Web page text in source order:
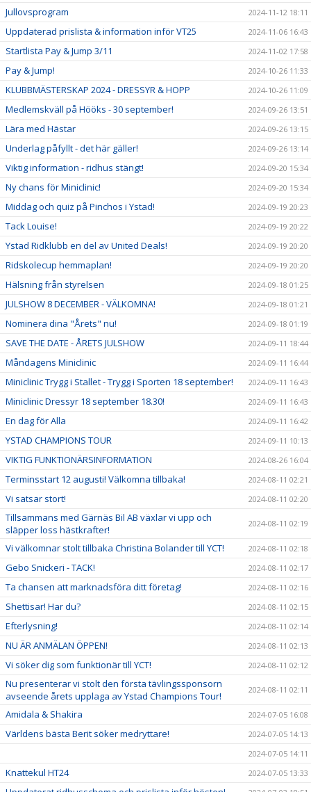
Jullovsprogram 2024-11-12 18:11
Uppdaterad prislista & information inför VT25 2024-11-06 16:43
Startlista Pay & Jump 3/11 2024-11-02 17:58
Pay & Jump! 2024-10-26 11:33
KLUBBMÄSTERSKAP 2024 - DRESSYR & HOPP 2024-10-26 11:09
Medlemskväll på Hööks - 30 september! 2024-09-26 13:51
Lära med Hästar 2024-09-26 13:15
Underlag påfyllt - det här gäller! 2024-09-26 13:14
Viktig information - ridhus stängt! 2024-09-20 15:34
Ny chans för Miniclinic! 2024-09-20 15:34
Middag och quiz på Pinchos i Ystad! 2024-09-19 20:23
Tack Louise! 2024-09-19 20:22
Ystad Ridklubb en del av United Deals! 2024-09-19 20:20
Ridskolecup hemmaplan! 2024-09-19 20:20
Hälsning från styrelsen 2024-09-18 01:25
JULSHOW 8 DECEMBER - VÄLKOMNA! 2024-09-18 01:21
Nominera dina "Årets" nu! 2024-09-18 01:19
SAVE THE DATE - ÅRETS JULSHOW 2024-09-11 18:44
Måndagens Miniclinic 2024-09-11 16:44
Miniclinic Trygg i Stallet - Trygg i Sporten 18 september! 2024-09-11 16:43
Miniclinic Dressyr 18 september 18.30! 2024-09-11 16:43
En dag för Alla 2024-09-11 16:42
YSTAD CHAMPIONS TOUR 2024-09-11 10:13
VIKTIG FUNKTIONÄRSINFORMATION 2024-08-26 16:04
Terminsstart 12 augusti! Välkomna tillbaka! 2024-08-11 02:21
Vi satsar stort! 2024-08-11 02:20
Tillsammans med Gärnäs Bil AB växlar vi upp och
släpper loss hästkrafter!
2024-08-11 02:19
Vi välkomnar stolt tillbaka Christina Bolander till YCT! 2024-08-11 02:18
Gebo Snickeri - TACK! 2024-08-11 02:17
Ta chansen att marknadsföra ditt företag! 2024-08-11 02:16
Shettisar! Har du? 2024-08-11 02:15
Efterlysning! 2024-08-11 02:14
NU ÄR ANMÄLAN ÖPPEN! 2024-08-11 02:13
Vi söker dig som funktionär till YCT! 2024-08-11 02:12
Nu presenterar vi stolt den första tävlingssponsorn
avseende årets upplaga av Ystad Champions Tour!
2024-08-11 02:11
Amidala & Shakira 2024-07-05 16:08
Världens bästa Berit söker medryttare!
2024-07-05 14:13
2024-07-05 14:11
Knattekul HT24 2024-07-05 13:33